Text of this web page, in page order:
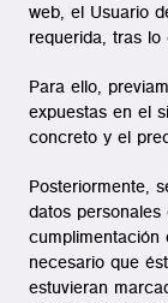
web, el Usuario
requerida, tras
Para ello,
expuestas en el
concreto y el
Posteriormente,
datos
cumplimentación
necesario que
estuvieran